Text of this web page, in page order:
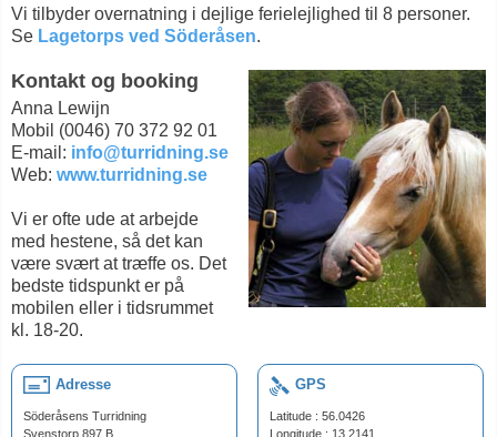
Vi tilbyder overnatning i dejlige ferielejlighed til 8 personer.
Se Lagetorps ved Söderåsen.
Kontakt og booking
Anna Lewijn
Mobil (0046) 70 372 92 01
E-mail: info@turridning.se
Web: www.turridning.se
Vi er ofte ude at arbejde
med hestene, så det kan
være svært at træffe os. Det
bedste tidspunkt er på
mobilen eller i tidsrummet
kl. 18-20.
Adresse
Söderåsens Turridning
Svenstorp 897 B
GPS
Latitude : 56.0426
Longitude : 13.2141